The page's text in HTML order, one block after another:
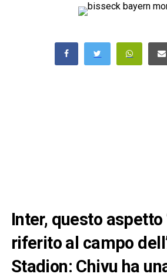
Inter, questo aspetto
riferito al campo
Stadion: Chivu ha